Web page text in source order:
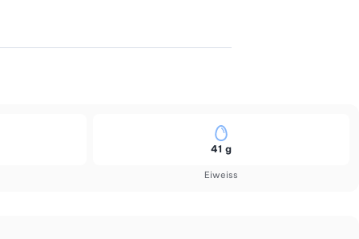
Eiweiss
41 g